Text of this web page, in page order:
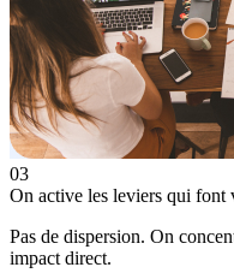
03
On active les leviers qui font
Pas de dispersion. On
impact direct.